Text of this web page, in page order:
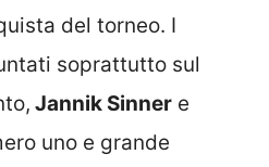
del torneo. I
soprattutto sul
Jannik Sinner e
uno e grande